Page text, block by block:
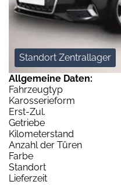
Standort Zentrallager
Allgemeine Daten:
Fahrzeugtyp
Karosserieform
Erst-Zul.
Getriebe
Kilometerstand
Anzahl der Türen
Farbe
Standort
Lieferzeit